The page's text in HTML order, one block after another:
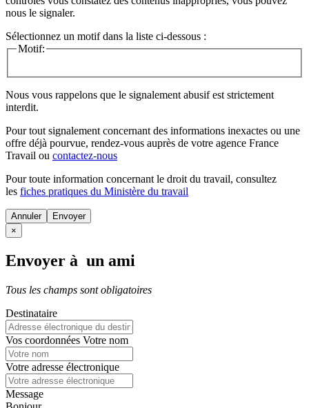
nous le signaler.
Sélectionnez un motif dans la liste ci-dessous :
Motif:
Nous vous rappelons que le signalement abusif est strictement
interdit.
Pour tout signalement concernant des informations inexactes ou une
offre déjà pourvue, rendez-vous auprès de votre agence France
Travail ou contactez-nous
Pour toute information concernant le droit du travail, consultez
les fiches pratiques du Ministère du travail
Annuler
×
Envoyer à un ami
Tous les champs sont obligatoires
Destinataire
Vos coordonnées Votre nom
Votre adresse électronique
Message